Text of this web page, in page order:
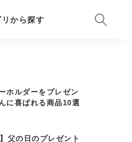
リから探す
ホルダーをプレゼン
に喜ばれる商品10選
父の日のプレゼント